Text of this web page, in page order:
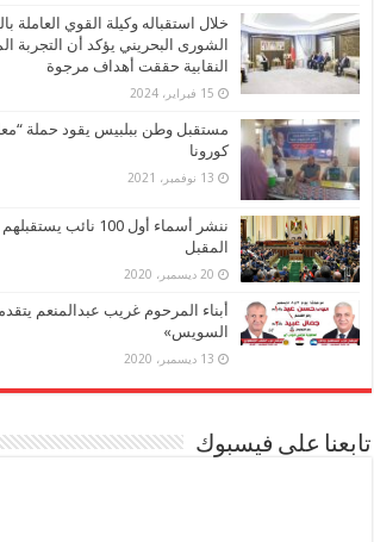
خلال استقباله وكيلة القوي
الشورى البحريني يؤكد أن التجربة
النقابية حققت أهداف مرجوة
15 فبراير، 2024
مستقبل وطن ببلبيس يقود حملة
كورونا
13 نوفمبر، 2021
ننشر أسماء أول 100 نائب
المقبل
20 ديسمبر، 2020
أبناء المرحوم غريب عبدالمنعم
السويس»
13 ديسمبر، 2020
تابعنا على فيسبوك